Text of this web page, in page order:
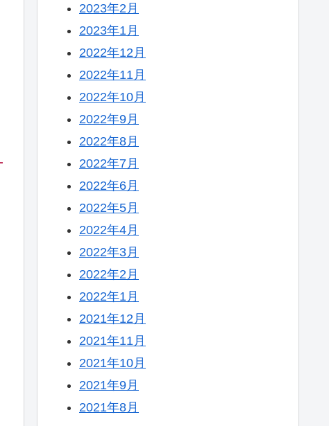
2023年2月
2023年1月
2022年12月
2022年11月
2022年10月
2022年9月
2022年8月
2022年7月
2022年6月
2022年5月
2022年4月
2022年3月
2022年2月
2022年1月
2021年12月
2021年11月
2021年10月
2021年9月
2021年8月